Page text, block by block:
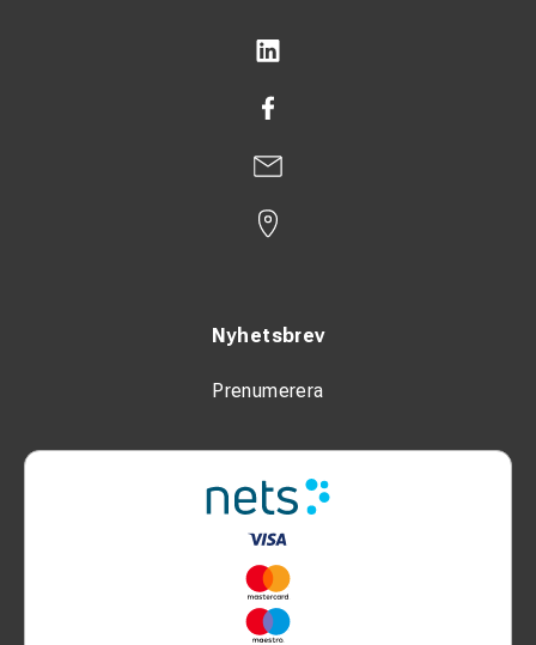
Nyhetsbrev
Prenumerera